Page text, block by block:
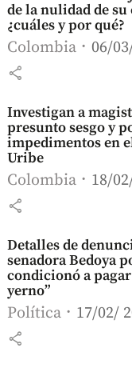
de la nulidad de
¿cuáles y por qué?
Colombia 06/
share
Investigan a
presunto sesgo y
impedimentos en
Uribe
Colombia 18/
share
Detalles de
senadora Bedoya
condicionó a
yerno”
Política 17/02/
share